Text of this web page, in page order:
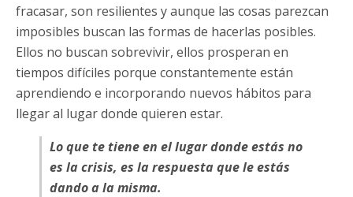
fracasar, son resilientes y aunque las cosas parezcan
imposibles buscan las formas de hacerlas posibles.
Ellos no buscan sobrevivir, ellos prosperan en
tiempos difíciles porque constantemente están
aprendiendo e incorporando nuevos hábitos para
llegar al lugar donde quieren estar.
Lo que te tiene en el lugar donde estás no
es la crisis, es la respuesta que le estás
dando a la misma.